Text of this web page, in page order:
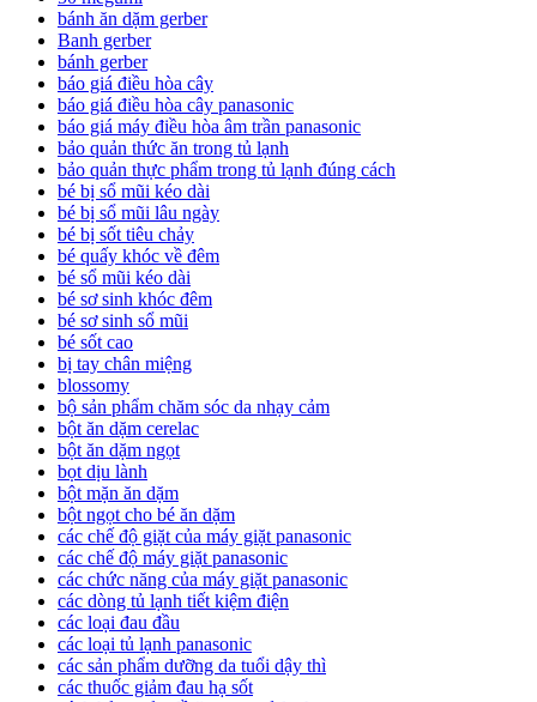
bánh ăn dặm gerber
Banh gerber
bánh gerber
báo giá điều hòa cây
báo giá điều hòa cây panasonic
báo giá máy điều hòa âm trần panasonic
bảo quản thức ăn trong tủ lạnh
bảo quản thực phẩm trong tủ lạnh đúng cách
bé bị sổ mũi kéo dài
bé bị sổ mũi lâu ngày
bé bị sốt tiêu chảy
bé quấy khóc về đêm
bé sổ mũi kéo dài
bé sơ sinh khóc đêm
bé sơ sinh sổ mũi
bé sốt cao
bị tay chân miệng
blossomy
bộ sản phẩm chăm sóc da nhạy cảm
bột ăn dặm cerelac
bột ăn dặm ngọt
bọt dịu lành
bột mặn ăn dặm
bột ngọt cho bé ăn dặm
các chế độ giặt của máy giặt panasonic
các chế độ máy giặt panasonic
các chức năng của máy giặt panasonic
các dòng tủ lạnh tiết kiệm điện
các loại đau đầu
các loại tủ lạnh panasonic
các sản phẩm dưỡng da tuổi dậy thì
các thuốc giảm đau hạ sốt